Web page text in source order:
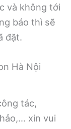
và không tới
báo thì sẽ
đặt.
Hà Nội
tác,
xin vui